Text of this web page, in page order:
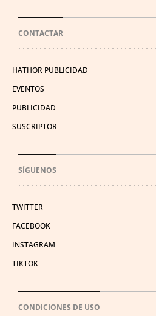
CONTACTAR
HATHOR PUBLICIDAD
EVENTOS
PUBLICIDAD
SUSCRIPTOR
SÍGUENOS
TWITTER
FACEBOOK
INSTAGRAM
TIKTOK
CONDICIONES DE USO